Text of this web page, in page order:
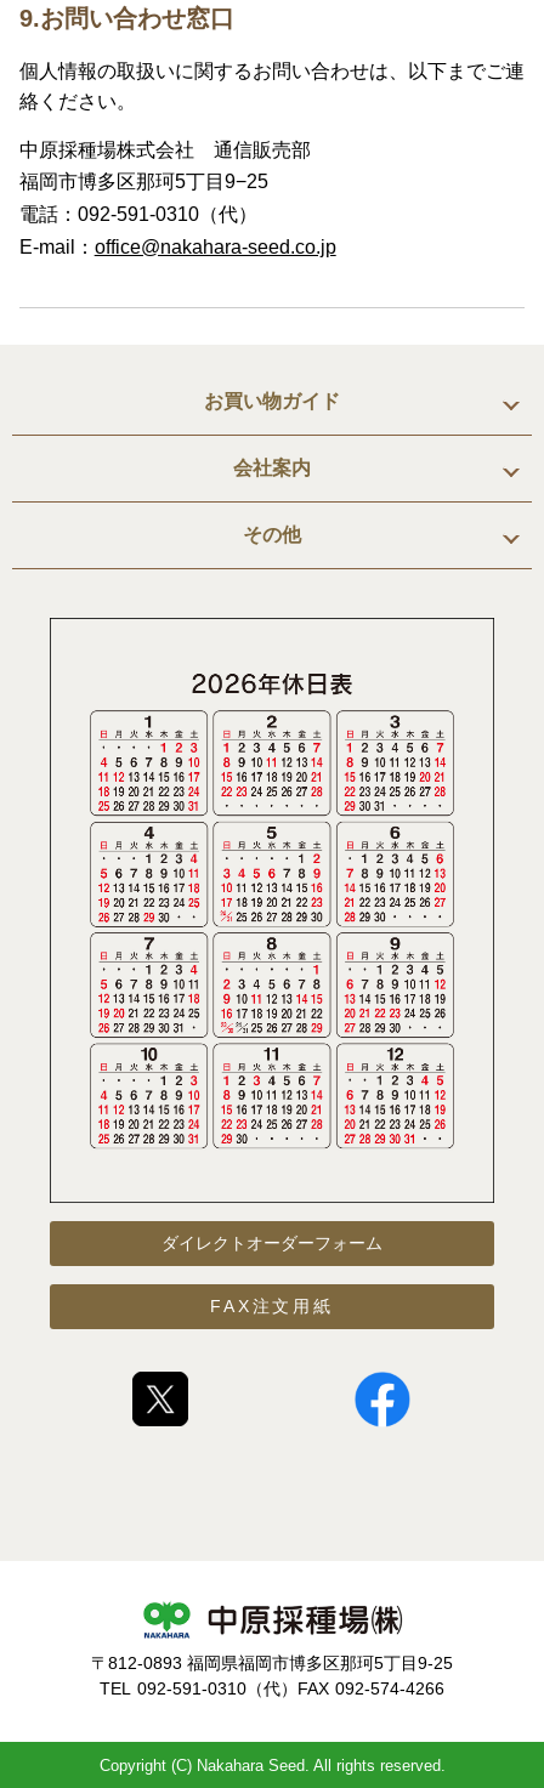
9.お問い合わせ窓口
個人情報の取扱いに関するお問い合わせは、以下までご連
絡ください。
中原採種場株式会社 通信販売部
福岡市博多区那珂5丁目9−25
電話：092-591-0310（代）
E-mail： office@nakahara-seed.co.jp
お買い物ガイド
会社案内
その他
ダイレクトオーダーフォーム
FAX注文用紙
〒812-0893 福岡県福岡市博多区那珂5丁目9-25
TEL
092-591-0310（代） FAX 092-574-4266
Copyright (C) Nakahara Seed. All rights reserved.